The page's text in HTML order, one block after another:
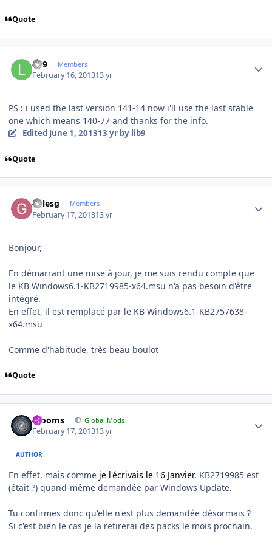
Quote
lib9 Members
February 16, 201313 yr
PS : i used the last version 141-14 now i'll use the last stable
one which means 140-77 and thanks for the info.
Edited June 1, 201313 yrby lib9
Quote
gillesg Members
February 17, 201313 yr
Bonjour,
En démarrant une mise à jour, je me suis rendu compte que
le KB Windows6.1-KB2719985-x64.msu n'a pas besoin d'être
intégré.
En effet, il est remplacé par le KB Windows6.1-KB2757638-
x64.msu
Comme d'habitude, très beau boulot
Quote
mooms Global Mods
February 17, 201313 yr
AUTHOR
En effet, mais comme je l'écrivais le 16 Janvier, KB2719985 est
(était ?) quand-même demandée par Windows Update.
Tu confirmes donc qu'elle n'est plus demandée désormais ?
Si c'est bien le cas je la retirerai des packs le mois prochain.